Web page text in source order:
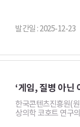
발간일 : 2025-12-23
‘게임, 질병 아닌
한국콘텐츠진흥원(
상의학 코호트 연구